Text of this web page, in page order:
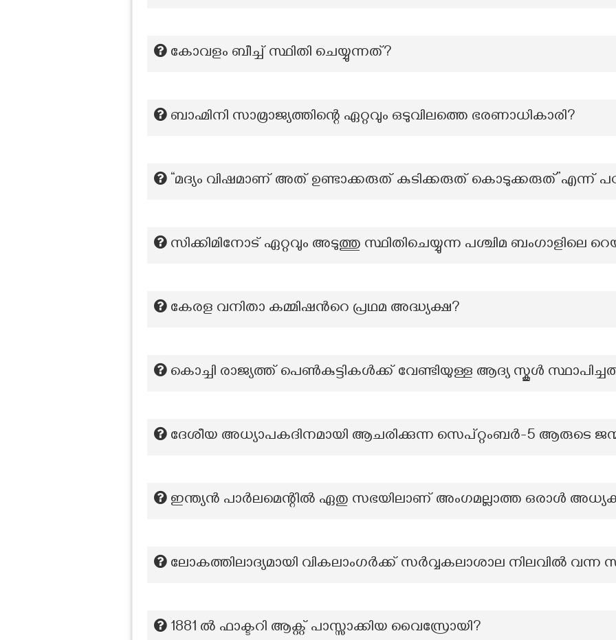
കോവളം ബീച്ച് സ്ഥിതി ചെയ്യുന്നത്?
ബാഹ്മിനി സാമ്രാജ്യത്തിന്റെ ഏറ്റവും ഒടുവിലത്തെ ഭരണാധികാരി?
“മദ്യം വിഷമാണ് അത് ഉണ്ടാക്കരുത് കുടിക്കരുത് കൊടുക്കരുത്”എന്ന്
സിക്കിമിനോട് ഏറ്റവും അടുത്തു സ്ഥിതിചെയ്യുന്ന പശ്ചിമ ബംഗാളിലെ
കേരള വനിതാ കമ്മിഷന്‍റെ പ്രഥമ അദ്ധ്യക്ഷ?
കൊച്ചി രാജ്യത്ത് പെൺകുട്ടികൾക്ക് വേണ്ടിയുള്ള ആദ്യ സ്കൂൾ
ദേശീയ അധ്യാപകദിനമായി ആചരിക്കുന്ന സെപ്റ്റംബർ-5 ആരുടെ
ഇന്ത്യൻ പാർലമെന്റിൽ ഏതു സഭയിലാണ് അംഗമല്ലാത്ത ഒരാൾ
ലോകത്തിലാദ്യമായി വികലാംഗർക്ക് സർവ്വകലാശാല നിലവിൽ വന്ന
1881 ൽ ഫാക്ടറി ആക്റ്റ് പാസ്സാക്കിയ വൈസ്രോയി?